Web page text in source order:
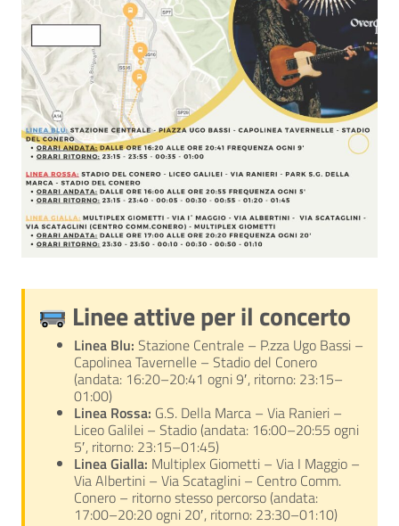
Linee attive per il concerto
Linea Blu: Stazione Centrale – P.zza Ugo Bassi –
Capolinea Tavernelle – Stadio del Conero
(andata: 16:20–20:41 ogni 9′, ritorno: 23:15–
01:00)
Linea Rossa: G.S. Della Marca – Via Ranieri –
Liceo Galilei – Stadio (andata: 16:00–20:55 ogni
5′, ritorno: 23:15–01:45)
Linea Gialla: Multiplex Giometti – Via I Maggio –
Via Albertini – Via Scataglini – Centro Comm.
Conero – ritorno stesso percorso (andata:
17:00–20:20 ogni 20′, ritorno: 23:30–01:10)